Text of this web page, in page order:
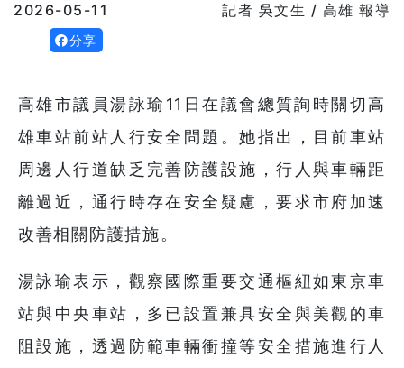
2026-05-11 記者 吳文生 / 高雄 報導
分享
高雄市議員湯詠瑜11日在議會總質詢時關切高
雄車站前站人行安全問題。她指出，目前車站
周邊人行道缺乏完善防護設施，行人與車輛距
離過近，通行時存在安全疑慮，要求市府加速
改善相關防護措施。
湯詠瑜表示，觀察國際重要交通樞紐如東京車
站與中央車站，多已設置兼具安全與美觀的車
阻設施，透過防範車輛衝撞等安全措施進行人